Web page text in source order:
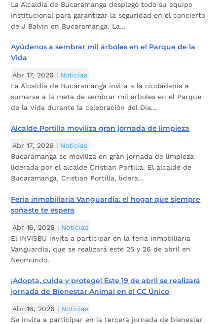
La Alcaldía de Bucaramanga desplegó todo su equipo
institucional para garantizar la seguridad en el concierto
de J Balvin en Bucaramanga. La...
Ayúdenos a sembrar mil árboles en el Parque de la
Vida
Abr 17, 2026 | Noticias
La Alcaldía de Bucaramanga invita a la ciudadanía a
sumarse a la meta de sembrar mil árboles en el Parque
de la Vida durante la celebración del Día...
Alcalde Portilla moviliza gran jornada de limpieza
Abr 17, 2026 | Noticias
Bucaramanga se moviliza en gran jornada de limpieza
liderada por el alcalde Cristian Portilla. El alcalde de
Bucaramanga, Cristian Portilla, lidera...
Feria inmobiliaria Vanguardia: el hogar que siempre
soñaste te espera
Abr 16, 2026 | Noticias
El INVISBU invita a participar en la feria inmobiliaria
Vanguardia, que se realizará este 25 y 26 de abril en
Neomundo.
¡Adopta, cuida y protege! Este 19 de abril se realizará
jornada de Bienestar Animal en el CC Único
Abr 16, 2026 | Noticias
Se invita a participar en la tercera jornada de bienestar